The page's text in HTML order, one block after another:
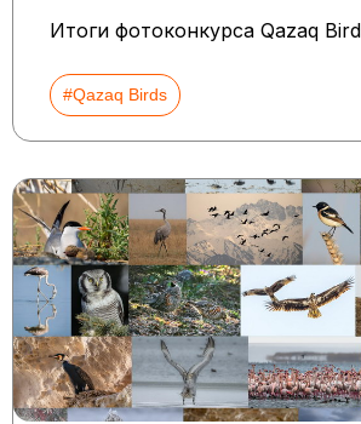
Итоги фотоконкурса Qazaq
#Qazaq Birds